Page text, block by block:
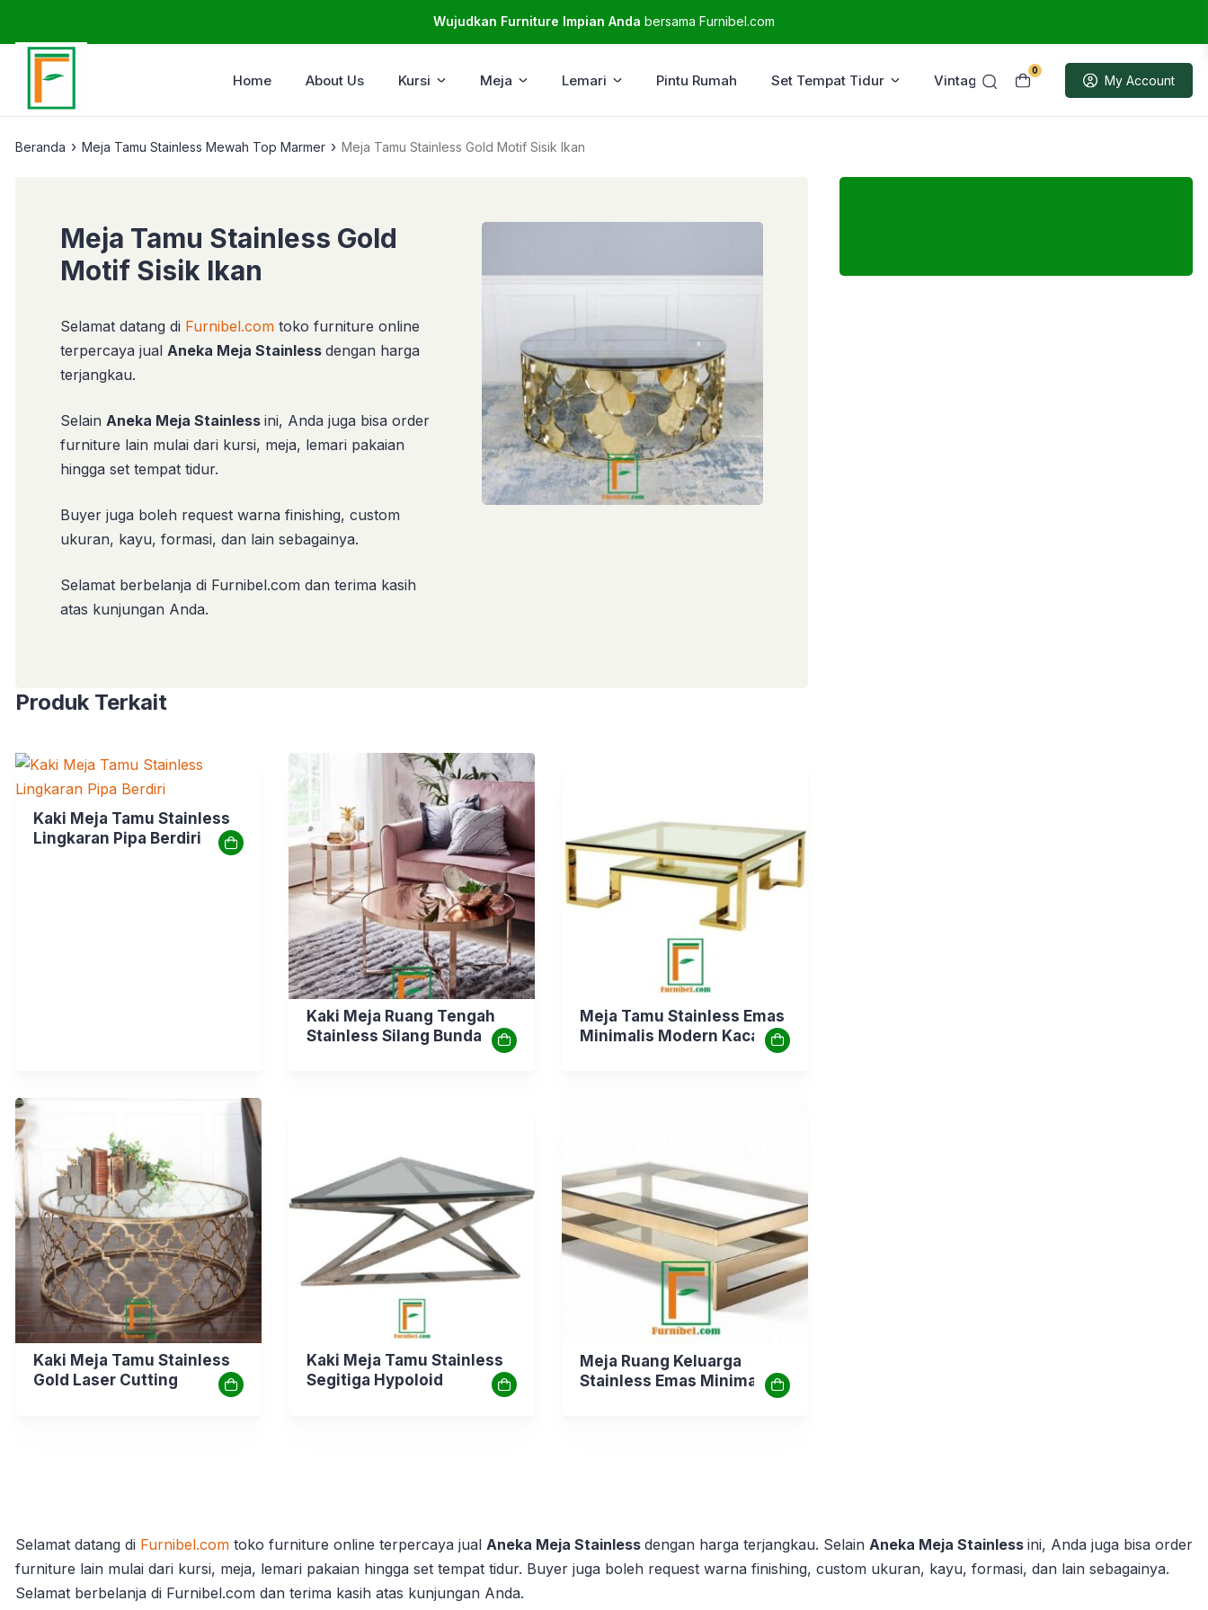
Wujudkan Furniture Impian Anda bersama Furnibel.com
0
My Account
Home About Us Kursi Meja Lemari Pintu Rumah Set Tempat Tidur Vintage Sample
Beranda › Meja Tamu Stainless Mewah Top Marmer › Meja Tamu Stainless Gold Motif Sisik Ikan
Meja Tamu Stainless Gold
Motif Sisik Ikan
Selamat datang di Furnibel.com toko furniture online
terpercaya jual Aneka Meja Stainless dengan harga
terjangkau.
Selain Aneka Meja Stainless ini, Anda juga bisa order
furniture lain mulai dari kursi, meja, lemari pakaian
hingga set tempat tidur.
Buyer juga boleh request warna finishing, custom
ukuran, kayu, formasi, dan lain sebagainya.
Selamat berbelanja di Furnibel.com dan terima kasih
atas kunjungan Anda.
Produk Terkait
Kaki Meja Tamu Stainless
Lingkaran Pipa Berdiri
Kaki Meja Ruang Tengah
Stainless Silang Bundar
Meja Tamu Stainless Emas
Minimalis Modern Kaca
Kaki Meja Tamu Stainless
Gold Laser Cutting
Kaki Meja Tamu Stainless
Segitiga Hypoloid
Meja Ruang Keluarga
Stainless Emas Minimalis
Selamat datang di Furnibel.com toko furniture online terpercaya jual Aneka Meja Stainless dengan harga terjangkau. Selain Aneka Meja Stainless ini, Anda juga bisa order
furniture lain mulai dari kursi, meja, lemari pakaian hingga set tempat tidur. Buyer juga boleh request warna finishing, custom ukuran, kayu, formasi, dan lain sebagainya.
Selamat berbelanja di Furnibel.com dan terima kasih atas kunjungan Anda.